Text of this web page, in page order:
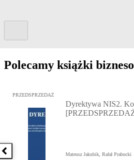
Polecamy książki
Poprzednia książka
Przejdź do: Dyrektywa NIS2.
PRZEDSPRZEDAŻ
Dyrektywa NIS2.
Mateusz Jakubik, Rafał Prabucki